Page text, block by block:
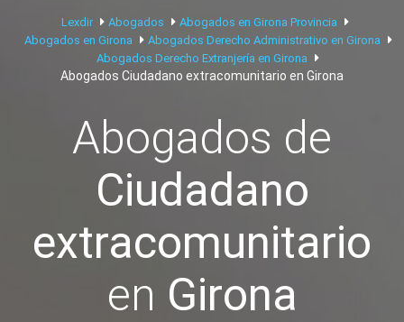
Lexdir Abogados
Abogados en Girona Provincia
Abogados en Girona
Abogados Derecho Administrativo en Girona
Abogados Derecho Extranjería en Girona
Abogados Ciudadano extracomunitario en Girona
Abogados de
Ciudadano
extracomunitario
en Girona